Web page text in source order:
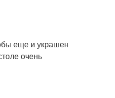
еще и украшен
очень